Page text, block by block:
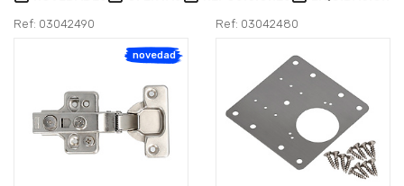
Ref: 03042490
novedad
Ref: 03042480